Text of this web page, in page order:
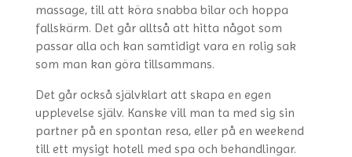
massage, till att köra snabba bilar och hoppa
fallskärm. Det går alltså att hitta något som
passar alla och kan samtidigt vara en rolig sak
som man kan göra tillsammans.
Det går också självklart att skapa en egen
upplevelse själv. Kanske vill man ta med sig sin
partner på en spontan resa, eller på en weekend
till ett mysigt hotell med spa och behandlingar.